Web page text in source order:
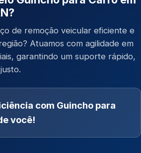
de remoção veicular eficiente e
Atuamos com agilidade em
garantindo um suporte rápido,
com Guincho para
você!